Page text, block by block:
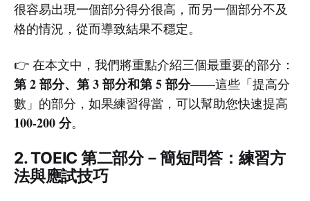
很容易出現一個部分得分很高，而另一個部分不及
格的情況，從而導致結果不穩定。
👉 在本文中，我們將重點介紹三個最重要的部分：
第 2 部分、第 3 部分和第 5 部分——這些「提高分
數」的部分，如果練習得當，可以幫助您快速提高
100-200 分。
2. TOEIC 第二部分－簡短問答：練習方
法與應試技巧